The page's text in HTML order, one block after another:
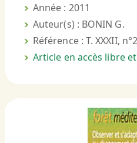
Année : 2011
Auteur(s) : BONIN G.
Référence : T. XXXII,
Article en accès libre